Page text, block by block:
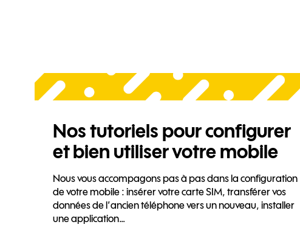
Nos tutoriels pour configurer
et bien utiliser votre mobile
Nous vous accompagons pas à pas dans la configuration
de votre mobile : insérer votre carte SIM, transférer vos
données de l’ancien téléphone vers un nouveau, installer
une application…